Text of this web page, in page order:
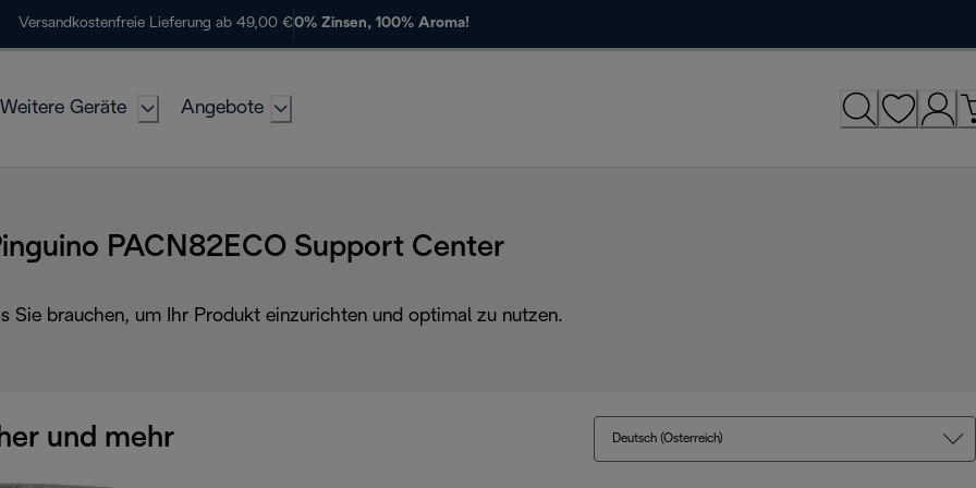
Versandkostenfreie Lieferung ab 49,00 €0% Zinsen, 100% Aroma!
Weitere Geräte Angebote
PACN82ECO Support Center
Sie brauchen, um Ihr Produkt einzurichten und optimal zu nutzen.
und mehr Deutsch (Österreich)